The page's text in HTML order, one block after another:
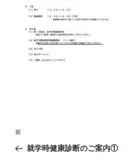
投
ナ
前
の
前
就学時健康診断のご案内①